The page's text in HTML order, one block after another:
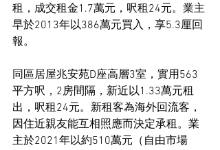
租，成交租金1.7萬元，呎租24元。業主
早於2013年以386萬元買入，享5.3厘回
報。
同區居屋兆安苑D座高層3室，實用563
平方呎，2房間隔，新近以1.33萬元租
出，呎租24元。新租客為海外回流客，
因住近親友能互相照應而決定承租。業
主於2021年以約510萬元（自由市場